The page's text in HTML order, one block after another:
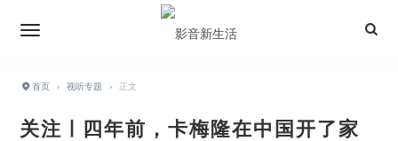
首页 › 视听专题 › 正文
关注 | 四年前，卡梅隆在中国开了家